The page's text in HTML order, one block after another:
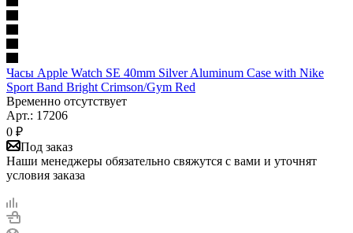
Часы Apple Watch SE 40mm Silver Aluminum Case with Nike
Sport Band Bright Crimson/Gym Red
Временно отсутствует
Арт.: 17206
0 ₽
Под заказ
Наши менеджеры обязательно свяжутся с вами и уточнят
условия заказа